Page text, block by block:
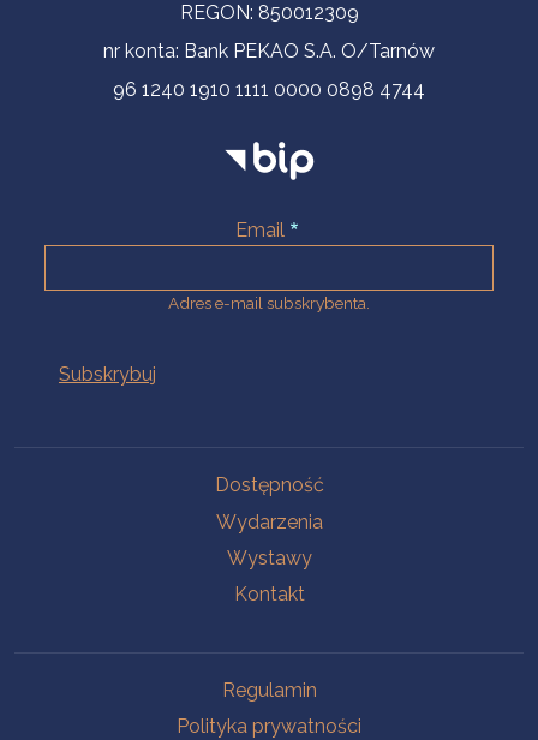
REGON: 850012309
nr konta: Bank PEKAO S.A. O/Tarnów
96 1240 1910 1111 0000 0898 4744
Email
Adres e-mail subskrybenta.
Dostępność
Wydarzenia
Wystawy
Kontakt
Regulamin
Polityka prywatności